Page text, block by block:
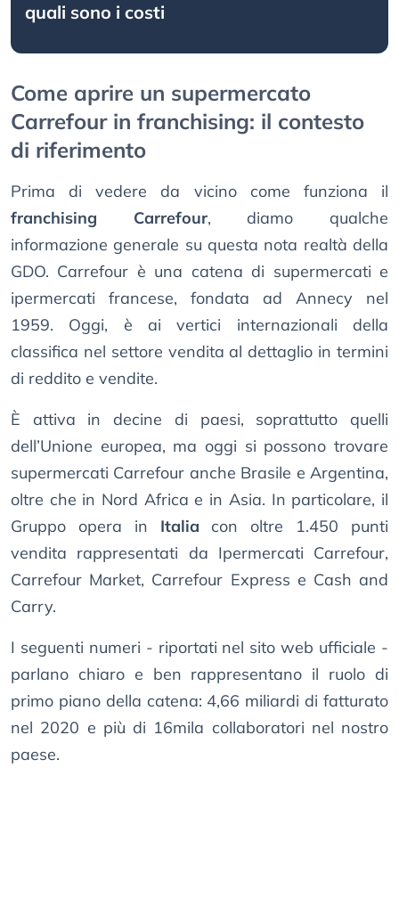
quali sono i costi
Come aprire un supermercato
Carrefour in franchising: il contesto
di riferimento
Prima di vedere da vicino come funziona il
franchising Carrefour, diamo qualche
informazione generale su questa nota realtà della
GDO. Carrefour è una catena di supermercati e
ipermercati francese, fondata ad Annecy nel
1959. Oggi, è ai vertici internazionali della
classifica nel settore vendita al dettaglio in termini
di reddito e vendite.
È attiva in decine di paesi, soprattutto quelli
dell’Unione europea, ma oggi si possono trovare
supermercati Carrefour anche Brasile e Argentina,
oltre che in Nord Africa e in Asia. In particolare, il
Gruppo opera in Italia con oltre 1.450 punti
vendita rappresentati da Ipermercati Carrefour,
Carrefour Market, Carrefour Express e Cash and
Carry.
I seguenti numeri - riportati nel sito web ufficiale -
parlano chiaro e ben rappresentano il ruolo di
primo piano della catena: 4,66 miliardi di fatturato
nel 2020 e più di 16mila collaboratori nel nostro
paese.